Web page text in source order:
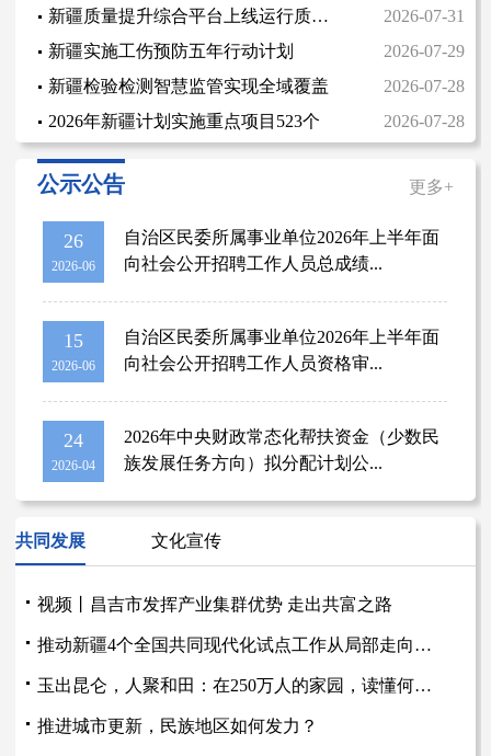
新疆质量提升综合平台上线运行质量强区建设迈入数字化协同治理新阶段
2026-07-31
新疆实施工伤预防五年行动计划
2026-07-29
新疆检验检测智慧监管实现全域覆盖
2026-07-28
2026年新疆计划实施重点项目523个
2026-07-28
2026-07-22
2026-07-21
上半年新疆快递收入破41亿元 业务量超3亿件
新疆初步建成覆盖全域基层水利服务管理格局
2026-07-20
中国与中亚国家专家学者共议减贫与可持续发展
6月新疆居民消费价格温和上涨
2026-07-17
新疆为基层医疗质量“上保险”
2026-07-17
6月新疆居民消费价格温和上涨
新疆发布干旱橙色预警
2026-07-15
公示公告 更多+
26
2026-06
自治区民委所属事业单位2026年上半年面
向社会公开招聘工作人员总成绩...
15
2026-06
自治区民委所属事业单位2026年上半年面
向社会公开招聘工作人员资格审...
24
2026-04
2026年中央财政常态化帮扶资金（少数民
族发展任务方向）拟分配计划公...
共同发展 文化宣传
视频丨昌吉市发挥产业集群优势 走出共富之路
推动新疆4个全国共同现代化试点工作从局部走向全面
玉出昆仑，人聚和田：在250万人的家园，读懂何为“牢固的共同体”
推进城市更新，民族地区如何发力？